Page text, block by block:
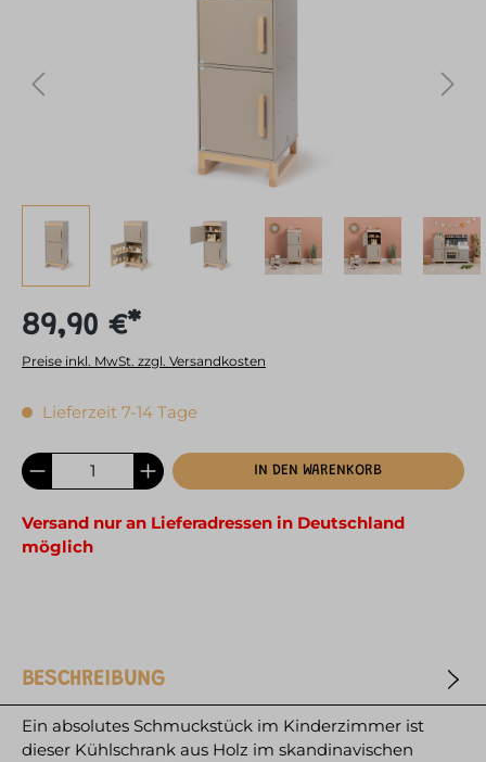
89,90 €*
Preise inkl. MwSt. zzgl. Versandkosten
Lieferzeit 7-14 Tage
IN DEN WARENKORB
Versand nur an Lieferadressen in Deutschland
möglich
BESCHREIBUNG
Ein absolutes Schmuckstück im Kinderzimmer ist
dieser Kühlschrank aus Holz im skandinavischen